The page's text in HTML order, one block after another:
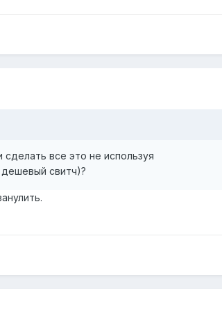
все это не используя
свитч)?